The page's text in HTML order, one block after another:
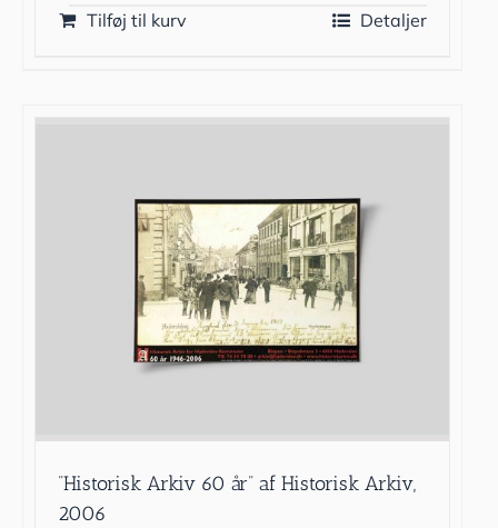
Tilføj til kurv Detaljer
”Historisk Arkiv 60 år” af Historisk Arkiv,
2006